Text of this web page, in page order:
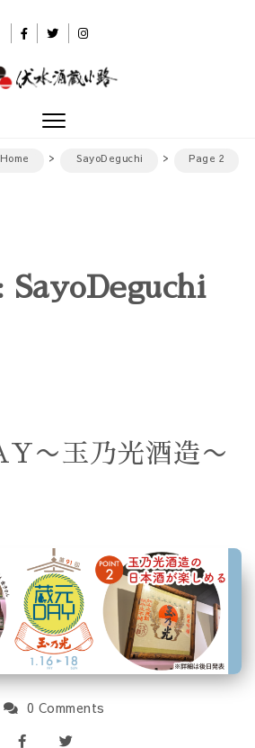
Toggle
Home
SayoDeguchi Page 2
SayoDeguchi
〜玉乃光酒造〜
0 Comments